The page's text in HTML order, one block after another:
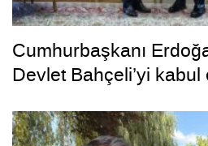
Cumhurbaşkanı
Devlet Bahçeli’yi kabul